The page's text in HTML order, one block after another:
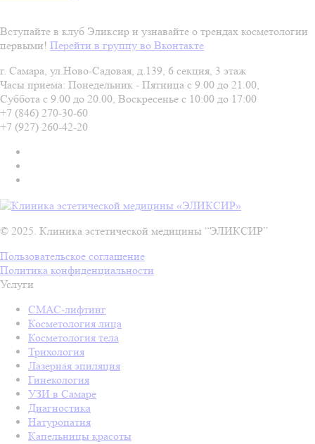
Вступайте в клуб Эликсир и узнавайте о трендах косметологии
первыми! Перейти в группу во Вконтакте
г. Самара, ул.Ново-Садовая, д.139, 6 секция, 3 этаж
Часы приема: Понедельник - Пятница с 9.00 до 21.00,
Суббота с 9.00 до 20.00, Воскресенье с 10:00 до 17:00
+7 (846) 270-30-60
+7 (927) 260-42-20
© 2025. Клиника эстетической медицины “ЭЛИКСИР”
Пользовательское соглашение
Политика конфиденциальности
Услуги
СМАС-лифтинг
Косметология лица
Косметология тела
Трихология
Лазерная эпиляция
Гинекология
УЗИ в Самаре
Диагностика
Натуропатия
Капельницы красоты